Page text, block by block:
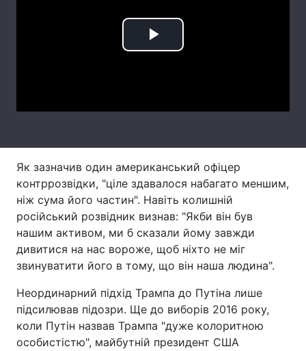
Play
Як зазначив один американський офіцер
контррозвідки, "ціле здавалося набагато меншим,
ніж сума його частин". Навіть колишній
російський розвідник визнав: "Якби він був
нашим активом, ми б сказали йому завжди
дивитися на нас вороже, щоб ніхто не міг
звинуватити його в тому, що він наша людина".
Неординарний підхід Трампа до Путіна лише
підсилював підозри. Ще до виборів 2016 року,
коли Путін назвав Трампа "дуже колоритною
особистістю", майбутній президент США